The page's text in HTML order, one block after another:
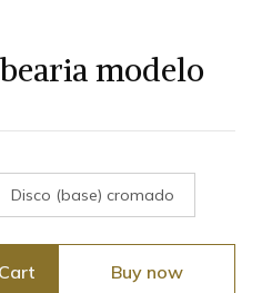
modelo
Disco (base) cromado
Buy now